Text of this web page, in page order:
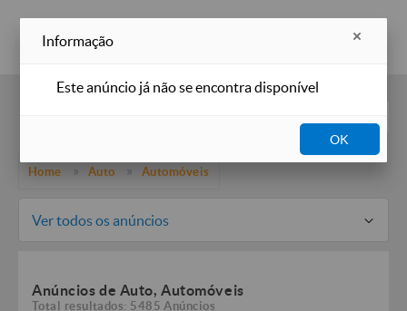
Home Auto Automóveis
Ver todos os anúncios
Anúncios de Auto, Automóveis
Total resultados: 5485 Anúncios
Informação
Este anúncio já não se encontra disponível
OK